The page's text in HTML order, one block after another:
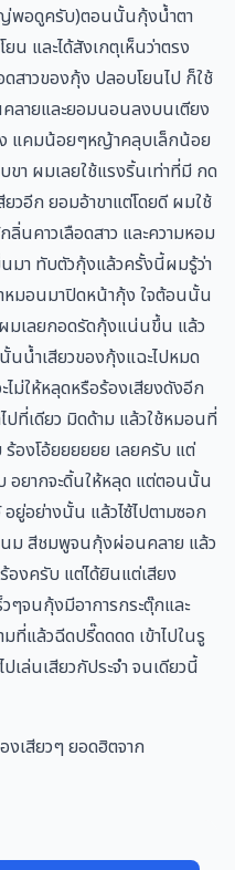
พอดูครับ)ตอนนั้นกุ้งน้ำตา
น และได้สังเกตุเห็นว่าตรง
ดสาวของกุ้ง ปลอบโยนไป ก็ใช้
ลายและยอมนอนลงบนเตียง
ง แคมน้อยๆหญ้าคลุบเล็กน้อย
า ผมเลยใช้แรงริ้นเท่าที่มี กด
วอีก ยอมอ้าขาแต่โดยดี ผมใช้
นคาวเลือดสาว และความหอม
มา ทับตัวกุ้งแล้วครั้งนี้ผมรู้ว่า
มอนมาปิดหน้ากุ้ง ใจต้อนนั้น
มเลยกอดรัดกุ้งแน่นขึ้น แล้ว
นน้ำเสียวของกุ้งแฉะไปหมด
ไม่ให้หลุดหรือร้องเสียงดังอีก
ที่เดียว มิดด้าม แล้วใช้หมอนที่
องโอ้ยยยยยย เลยครับ แต่
อยากจะดิ้นให้หลุด แต่ตอนนั้น
ยู่อย่างนั้น แล้วไซ้ไปตามซอก
นม สีชมพูจนกุ้งผ่อนคลาย แล้ว
งครับ แต่ได้ยินแต่เสียง
ๆจนกุ้งมีอาการกระตุ๊กและ
แล้วฉีดปรี๊ดดดด เข้าไปในรู
ล่นเสียวกัประจำ จนเดียวนี้
งเสียวๆ ยอดฮิตจาก